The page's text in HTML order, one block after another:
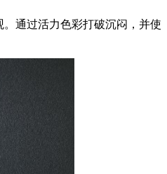
通过活力色彩打破沉闷，并使